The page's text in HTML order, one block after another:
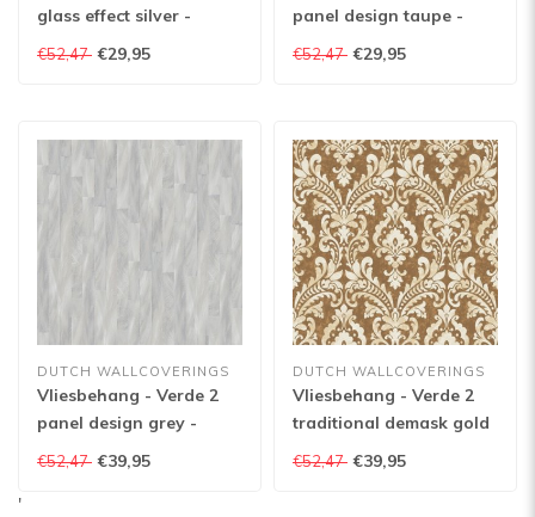
glass effect silver -
VD219147
€52,47 €29,95
panel design taupe -
VD219143
€52,47 €29,95
DUTCH WALLCOVERINGS
Vliesbehang - Verde 2
panel design grey -
VD219141
€52,47 €39,95
DUTCH WALLCOVERINGS
Vliesbehang - Verde 2
traditional demask gold
- VD219173
€52,47 €39,95
'